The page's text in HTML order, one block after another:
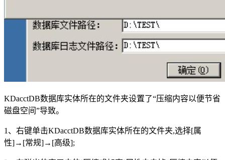
KDacctDB数据库实体所在的文件夹设置了“压缩内容以便节省
磁盘空间”导致。
1、右键单击KDacctDB数据库实体所在的文件夹,选择[属
性]→[常规]→[高级];